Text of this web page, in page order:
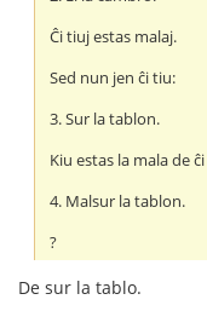
Ĉi tiuj estas malaj.
Sed nun jen ĉi tiu:
3. Sur la tablon.
Kiu estas la mala de
4. Malsur la tablon.
?
De sur la tablo.